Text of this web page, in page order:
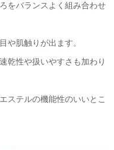
をバランスよく組み合わせ
や肌触りが出ます。
乾性や扱いやすさも加わり
ステルの機能性のいいとこ